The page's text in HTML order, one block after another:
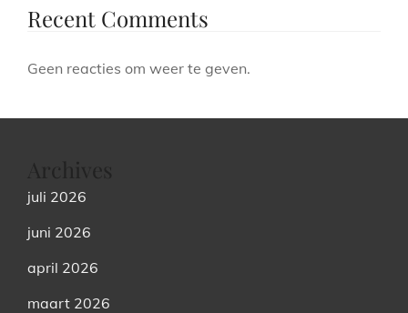
Recent Comments
Geen reacties om weer te geven.
juli 2026
juni 2026
april 2026
maart 2026